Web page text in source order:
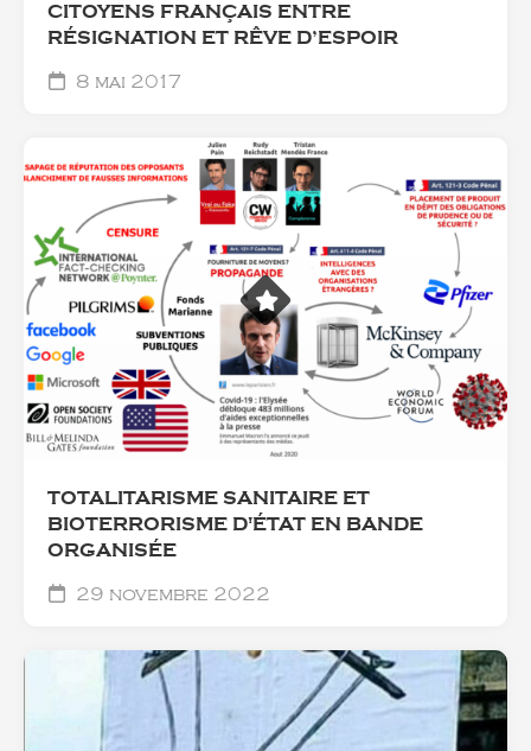
CITOYENS FRANÇAIS ENTRE
RÉSIGNATION ET RÊVE D’ESPOIR
8 mai 2017
TOTALITARISME SANITAIRE ET
BIOTERRORISME D'ÉTAT EN BANDE
ORGANISÉE
29 novembre 2022